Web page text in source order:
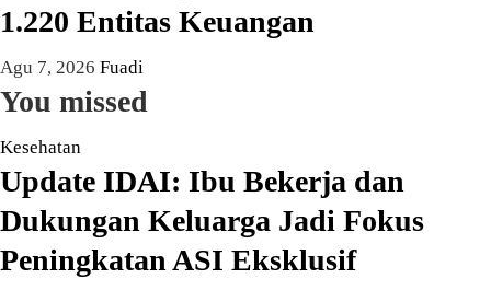
1.220 Entitas Keuangan
Agu 7, 2026 Fuadi
You missed
Kesehatan
Update IDAI: Ibu Bekerja dan
Dukungan Keluarga Jadi Fokus
Peningkatan ASI Eksklusif